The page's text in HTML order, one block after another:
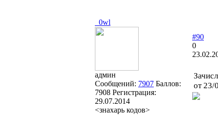
_0wl
админ
Сообщений: 7907 Баллов:
7908 Регистрация:
29.07.2014
<знахарь кодов>
#90
0
от 23/